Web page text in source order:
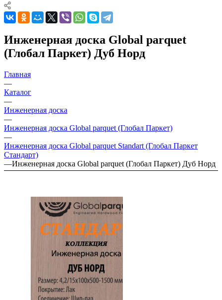
Инженерная доска Global parquet
(Глобал Паркет) Дуб Норд
Главная
—
Каталог
—
Инженерная доска
—
Инженерная доска Global parquet (Глобал Паркет)
—
Инженерная доска Global parquet Standart (Глобал Паркет
Стандарт)
—Инженерная доска Global parquet (Глобал Паркет) Дуб Норд